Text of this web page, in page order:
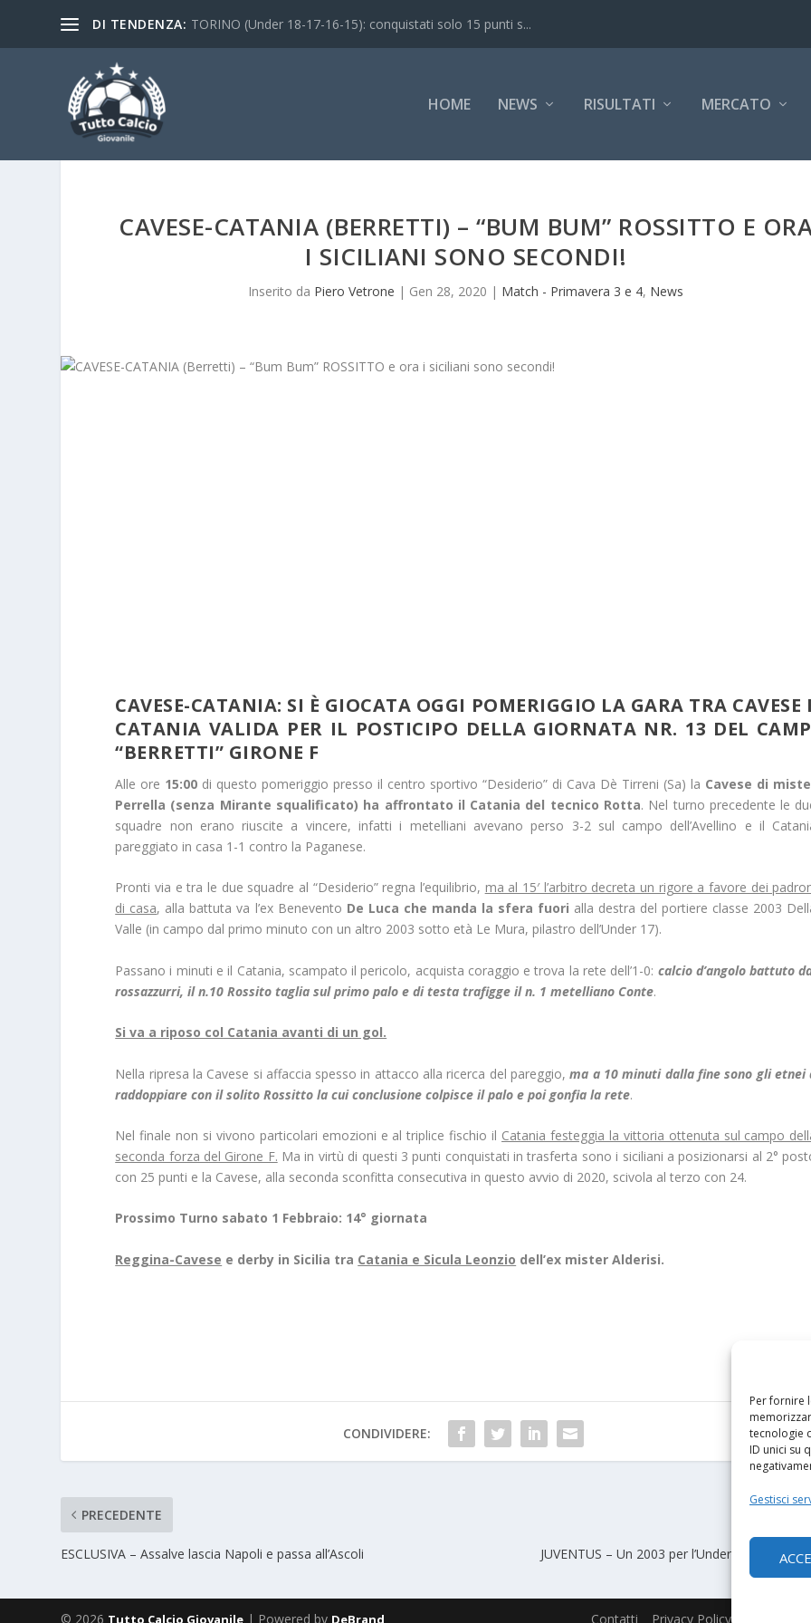
Per fornire
tecnologie
ID unici su
Gestisci
DI TENDENZA: TORINO (Under 18-17-16-15): conquistati solo 15 punti s...
HOME NEWS RISULTATI MERCATO
CAVESE-CATANIA (BERRETTI) – “BUM BUM” ROSSITTO E
I SICILIANI SONO SECONDI!
Inserito da Piero Vetrone | Gen 28, 2020 | Match - Primavera 3 e 4, News
CAVESE-CATANIA: SI È GIOCATA OGGI POMERIGGIO LA GARA TRA CAVESE
CATANIA VALIDA PER IL POSTICIPO DELLA GIORNATA NR. 13 DEL
“BERRETTI” GIRONE F
Alle ore 15:00 di questo pomeriggio presso il centro sportivo “Desiderio” di Cava Dè Tirreni (Sa) la Cavese di
Perrella (senza Mirante squalificato) ha affrontato il Catania del tecnico Rotta. Nel turno precedente le
squadre non erano riuscite a vincere, infatti i metelliani avevano perso 3-2 sul campo dell’Avellino e il
pareggiato in casa 1-1 contro la Paganese.
Pronti via e tra le due squadre al “Desiderio” regna l’equilibrio, ma al 15′ l’arbitro decreta un rigore a favore dei
di casa, alla battuta va l’ex Benevento De Luca che manda la sfera fuori alla destra del portiere classe 2003
Valle (in campo dal primo minuto con un altro 2003 sotto età Le Mura, pilastro dell’Under 17).
Passano i minuti e il Catania, scampato il pericolo, acquista coraggio e trova la rete dell’1-0: calcio d’angolo battuto
rossazzurri, il n.10 Rossito taglia sul primo palo e di testa trafigge il n. 1 metelliano Conte.
Si va a riposo col Catania avanti di un gol.
Nella ripresa la Cavese si affaccia spesso in attacco alla ricerca del pareggio,ma a 10 minuti dalla fine sono gli etnei
raddoppiare con il solito Rossitto la cui conclusione colpisce il palo e poi gonfia la rete.
Nel finale non si vivono particolari emozioni e al triplice fischio il Catania festeggia la vittoria ottenuta sul campo
seconda forza del Girone F. Ma in virtù di questi 3 punti conquistati in trasferta sono i siciliani a posizionarsi al 2°
con 25 punti e la Cavese, alla seconda sconfitta consecutiva in questo avvio di 2020, scivola al terzo con 24.
Prossimo Turno sabato 1 Febbraio: 14° giornata
Reggina-Cavese e derby in Sicilia tra Catania e Sicula Leonzio dell’ex mister Alderisi.
CONDIVIDERE:
PRECEDENTE
ESCLUSIVA – Assalve lascia Napoli e passa all’Ascoli JUVENTUS – Un 2003 per l’Under 17: arriva
© 2026 Tutto Calcio Giovanile | Powered by DeBrand Contatti Privacy Policy